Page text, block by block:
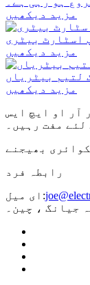
مزید دیکھیں
اسٹارٹ بیٹری
مزید دیکھیں
لتیم بیٹریاں
مزید دیکھیں
آر او ایچ ایس
مفت رہیں۔
بھیجنے
رابطہ فرد
ای میل: